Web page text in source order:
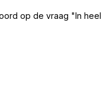
op de vraag "In